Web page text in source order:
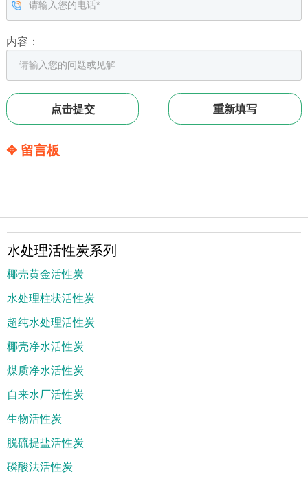
内容：
✥ 留言板
水处理活性炭系列
椰壳黄金活性炭
水处理柱状活性炭
超纯水处理活性炭
椰壳净水活性炭
煤质净水活性炭
自来水厂活性炭
生物活性炭
脱硫提盐活性炭
磷酸法活性炭